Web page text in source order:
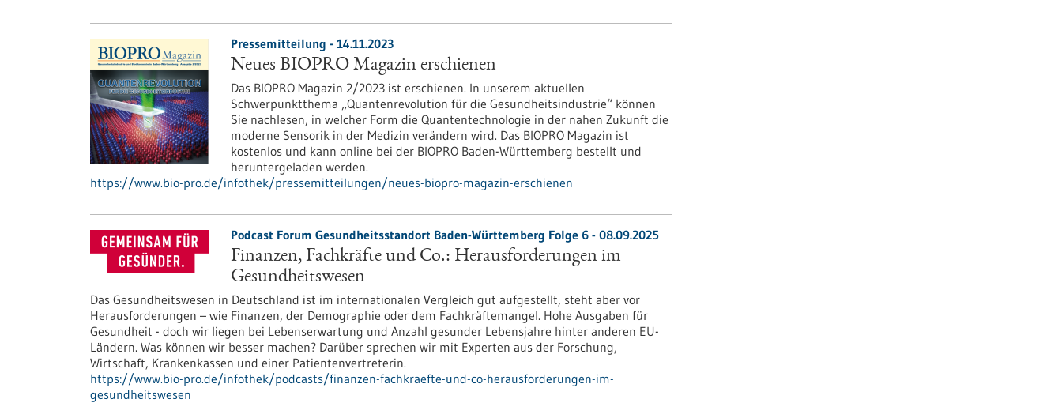
Pressemitteilung - 14.11.2023
Neues BIOPRO Magazin erschienen
Das BIOPRO Magazin 2/2023 ist erschienen. In unserem aktuellen
Schwerpunktthema „Quantenrevolution für die Gesundheitsindustrie“ können
Sie nachlesen, in welcher Form die Quantentechnologie in der nahen Zukunft die
moderne Sensorik in der Medizin verändern wird. Das BIOPRO Magazin ist
kostenlos und kann online bei der BIOPRO Baden-Württemberg bestellt und
heruntergeladen werden.
https://www.bio-pro.de/infothek/pressemitteilungen/neues-biopro-magazin-erschienen
Podcast Forum Gesundheitsstandort Baden-Württemberg Folge 6 - 08.09.2025
Finanzen, Fachkräfte und Co.: Herausforderungen im
Gesundheitswesen
Das Gesundheitswesen in Deutschland ist im internationalen Vergleich gut aufgestellt, steht aber vor
Herausforderungen – wie Finanzen, der Demographie oder dem Fachkräftemangel. Hohe Ausgaben für
Gesundheit - doch wir liegen bei Lebenserwartung und Anzahl gesunder Lebensjahre hinter anderen EU-
Ländern. Was können wir besser machen? Darüber sprechen wir mit Experten aus der Forschung,
Wirtschaft, Krankenkassen und einer Patientenvertreterin.
https://www.bio-pro.de/infothek/podcasts/finanzen-fachkraefte-und-co-herausforderungen-im-
gesundheitswesen